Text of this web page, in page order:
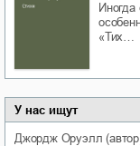
«Тих…
У нас ищут
Джордж Оруэлл